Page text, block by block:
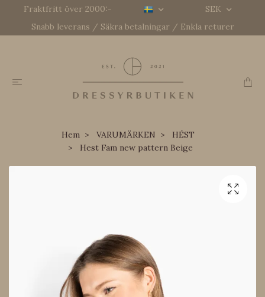
Fraktfritt över 2000:-
SEK
Snabb leverans / Säkra betalningar / Enkla returer
Hem VARUMÄRKEN
HÉST
Hest Fam new pattern Beige